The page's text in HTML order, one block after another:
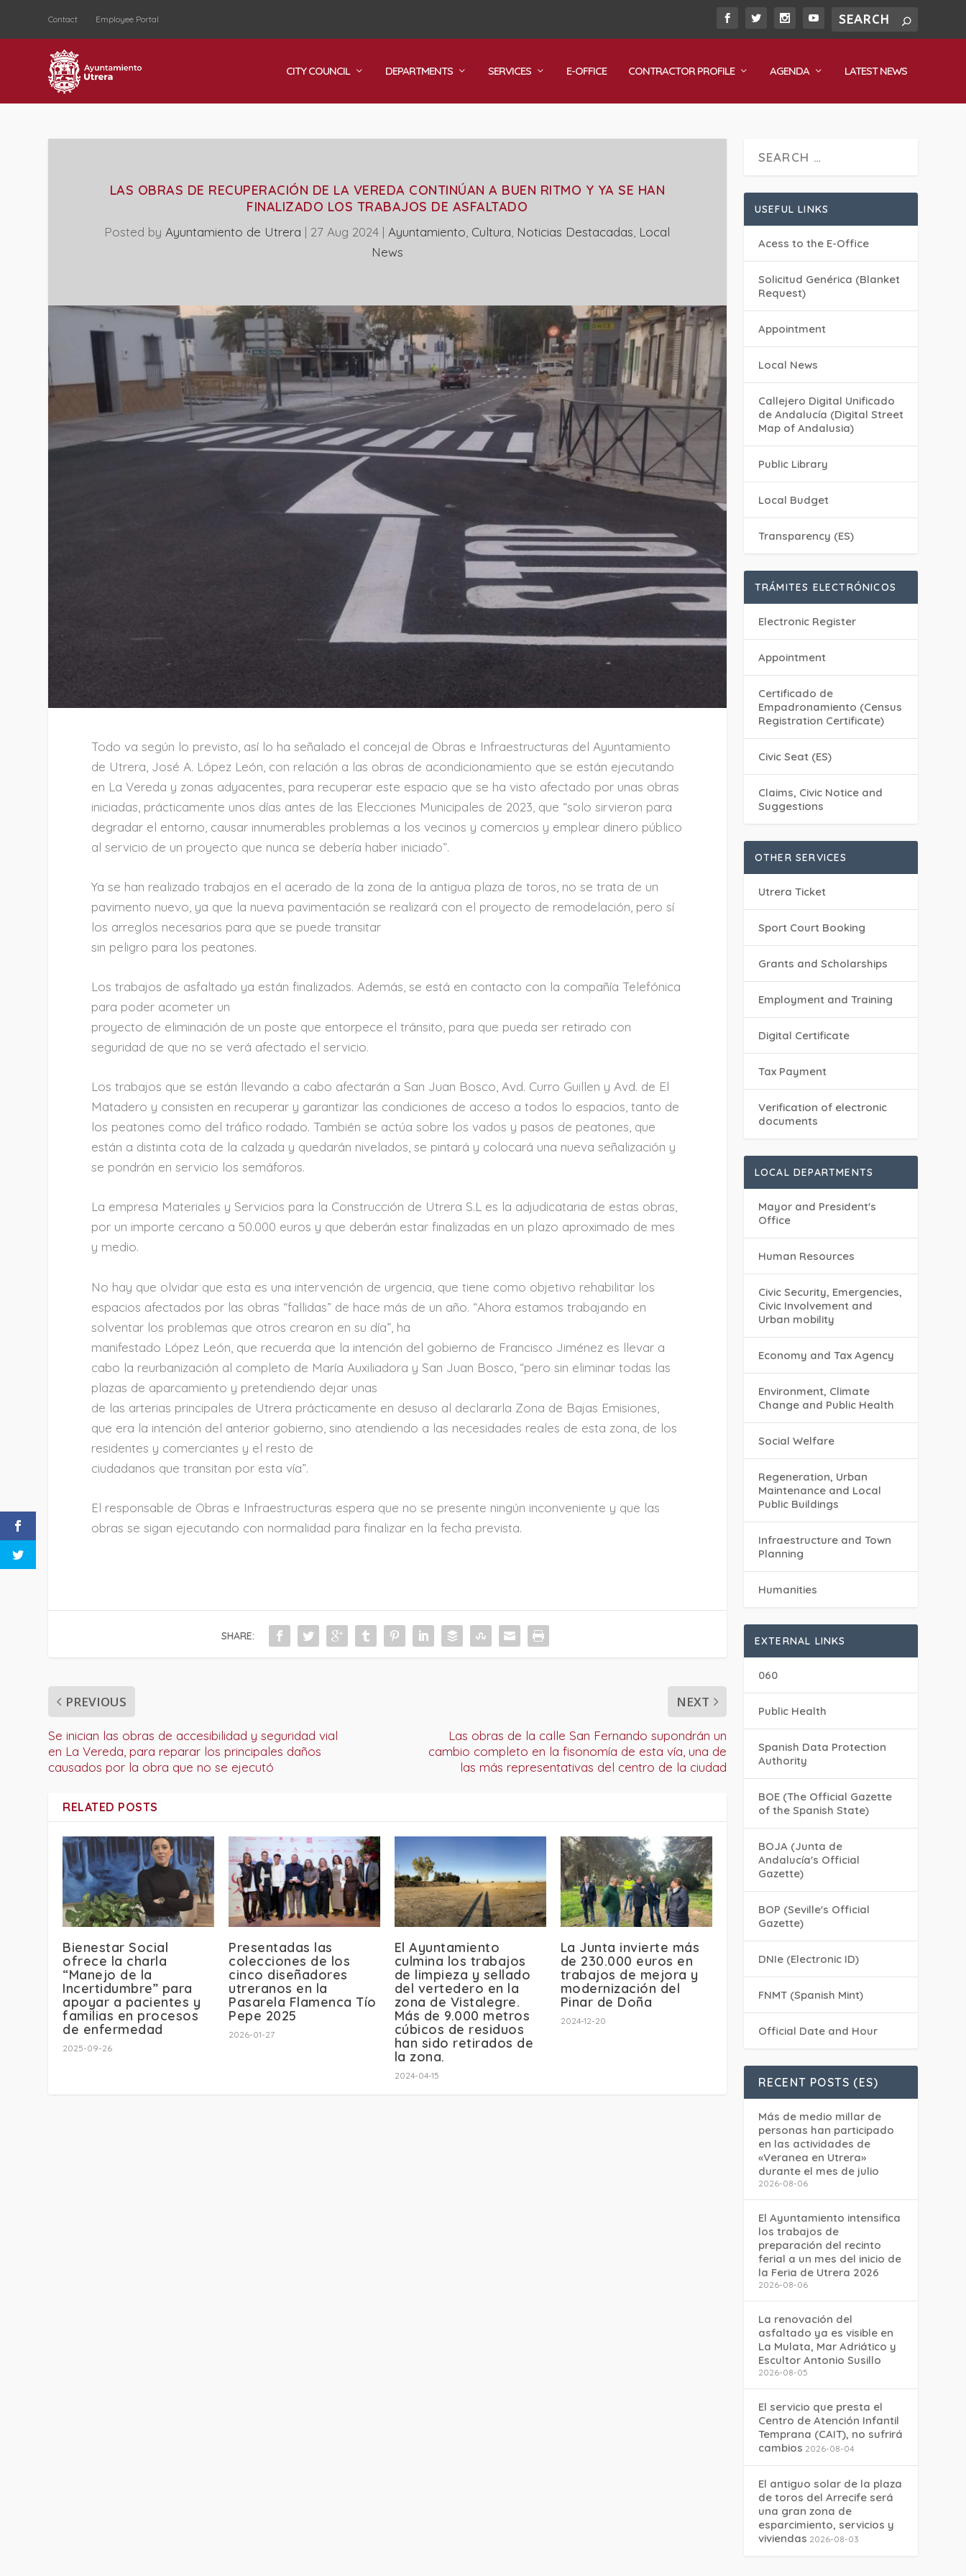
Contact Employee Portal
CITY COUNCIL DEPARTMENTS SERVICES E-OFFICE CONTRACTOR PROFILE AGENDA LATEST NEWS
LAS OBRAS DE RECUPERACIÓN DE LA VEREDA CONTINÚAN A BUEN RITMO Y YA SE HAN
FINALIZADO LOS TRABAJOS DE ASFALTADO
Posted byAyuntamiento de Utrera | 27 Aug 2024 |Ayuntamiento, Cultura, Noticias Destacadas, Local
News
Todo va según lo previsto, así lo ha señalado el concejal de Obras e Infraestructuras del Ayuntamiento
de Utrera, José A. López León, con relación a las obras de acondicionamiento que se están ejecutando
en La Vereda y zonas adyacentes, para recuperar este espacio que se ha visto afectado por unas obras
iniciadas, prácticamente unos días antes de las Elecciones Municipales de 2023, que “solo sirvieron para
degradar el entorno, causar innumerables problemas a los vecinos y comercios y emplear dinero público
al servicio de un proyecto que nunca se debería haber iniciado”.
Ya se han realizado trabajos en el acerado de la zona de la antigua plaza de toros, no se trata de un
pavimento nuevo, ya que la nueva pavimentación se realizará con el proyecto de remodelación, pero sí
los arreglos necesarios para que se puede transitar
sin peligro para los peatones.
Los trabajos de asfaltado ya están finalizados. Además, se está en contacto con la compañía Telefónica
para poder acometer un
proyecto de eliminación de un poste que entorpece el tránsito, para que pueda ser retirado con
seguridad de que no se verá afectado el servicio.
Los trabajos que se están llevando a cabo afectarán a San Juan Bosco, Avd. Curro Guillen y Avd. de El
Matadero y consisten en recuperar y garantizar las condiciones de acceso a todos lo espacios, tanto de
los peatones como del tráfico rodado. También se actúa sobre los vados y pasos de peatones, que
están a distinta cota de la calzada y quedarán nivelados, se pintará y colocará una nueva señalización y
se pondrán en servicio los semáforos.
La empresa Materiales y Servicios para la Construcción de Utrera S.L es la adjudicataria de estas obras,
por un importe cercano a 50.000 euros y que deberán estar finalizadas en un plazo aproximado de mes
y medio.
No hay que olvidar que esta es una intervención de urgencia, que tiene como objetivo rehabilitar los
espacios afectados por las obras “fallidas” de hace más de un año. “Ahora estamos trabajando en
solventar los problemas que otros crearon en su día”, ha
manifestado López León, que recuerda que la intención del gobierno de Francisco Jiménez es llevar a
cabo la reurbanización al completo de María Auxiliadora y San Juan Bosco, “pero sin eliminar todas las
plazas de aparcamiento y pretendiendo dejar unas
de las arterias principales de Utrera prácticamente en desuso al declararla Zona de Bajas Emisiones,
que era la intención del anterior gobierno, sino atendiendo a las necesidades reales de esta zona, de los
residentes y comerciantes y el resto de
ciudadanos que transitan por esta vía”.
El responsable de Obras e Infraestructuras espera que no se presente ningún inconveniente y que las
obras se sigan ejecutando con normalidad para finalizar en la fecha prevista.
SHARE:
PREVIOUS
Se inician las obras de accesibilidad y seguridad vial
en La Vereda, para reparar los principales daños
causados por la obra que no se ejecutó
NEXT
Las obras de la calle San Fernando supondrán un
cambio completo en la fisonomía de esta vía, una de
las más representativas del centro de la ciudad
RELATED POSTS
Bienestar Social
ofrece la charla
“Manejo de la
Incertidumbre” para
apoyar a pacientes y
familias en procesos
de enfermedad
2025-09-26
Presentadas las
colecciones de los
cinco diseñadores
utreranos en la
Pasarela Flamenca Tío
Pepe 2025
2026-01-27
El Ayuntamiento
culmina los trabajos
de limpieza y sellado
del vertedero en la
zona de Vistalegre.
Más de 9.000 metros
cúbicos de residuos
han sido retirados de
la zona.
2024-04-15
La Junta invierte más
de 230.000 euros en
trabajos de mejora y
modernización del
Pinar de Doña
2024-12-20
USEFUL LINKS
Acess to the E-Office
Solicitud Genérica (Blanket
Request)
Appointment
Local News
Callejero Digital Unificado
de Andalucía (Digital Street
Map of Andalusia)
Public Library
Local Budget
Transparency (ES)
TRÁMITES ELECTRÓNICOS
Electronic Register
Appointment
Certificado de
Empadronamiento (Census
Registration Certificate)
Civic Seat (ES)
Claims, Civic Notice and
Suggestions
OTHER SERVICES
Utrera Ticket
Sport Court Booking
Grants and Scholarships
Employment and Training
Digital Certificate
Tax Payment
Verification of electronic
documents
LOCAL DEPARTMENTS
Mayor and President's
Office
Human Resources
Civic Security, Emergencies,
Civic Involvement and
Urban mobility
Economy and Tax Agency
Environment, Climate
Change and Public Health
Social Welfare
Regeneration, Urban
Maintenance and Local
Public Buildings
Infraestructure and Town
Planning
Humanities
EXTERNAL LINKS
060
Public Health
Spanish Data Protection
Authority
BOE (The Official Gazette
of the Spanish State)
BOJA (Junta de
Andalucía's Official
Gazette)
BOP (Seville's Official
Gazette)
DNIe (Electronic ID)
FNMT (Spanish Mint)
Official Date and Hour
RECENT POSTS (ES)
Más de medio millar de
personas han participado
en las actividades de
«Veranea en Utrera»
durante el mes de julio
2026-08-06
El Ayuntamiento intensifica
los trabajos de
preparación del recinto
ferial a un mes del inicio de
la Feria de Utrera 2026
2026-08-06
La renovación del
asfaltado ya es visible en
La Mulata, Mar Adriático y
Escultor Antonio Susillo
2026-08-05
El servicio que presta el
Centro de Atención Infantil
Temprana (CAIT), no sufrirá
cambios 2026-08-04
El antiguo solar de la plaza
de toros del Arrecife será
una gran zona de
esparcimiento, servicios y
viviendas 2026-08-03